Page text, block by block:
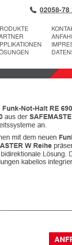
02058-78